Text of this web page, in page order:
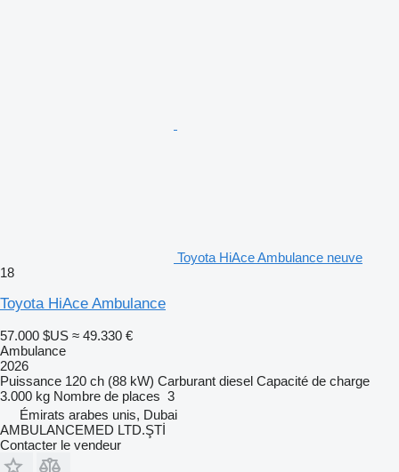
Toyota HiAce Ambulance neuve
18
Toyota HiAce Ambulance
57.000 $US ≈ 49.330 €
Ambulance
2026
Puissance 120 ch (88 kW) Carburant diesel Capacité de charge
3.000 kg Nombre de places 3
Émirats arabes unis, Dubai
AMBULANCEMED LTD.ŞTİ
Contacter le vendeur